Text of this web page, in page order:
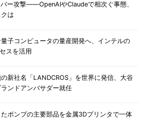
ー攻撃――OpenAIやClaudeで相次ぐ事態、
は
子コンピュータの量産開発へ、インテルの
スを活用
の新社名「LANDCROS」を世界に発信、大谷
ンドアンバサダー就任
ポンプの主要部品を金属3Dプリンタで一体